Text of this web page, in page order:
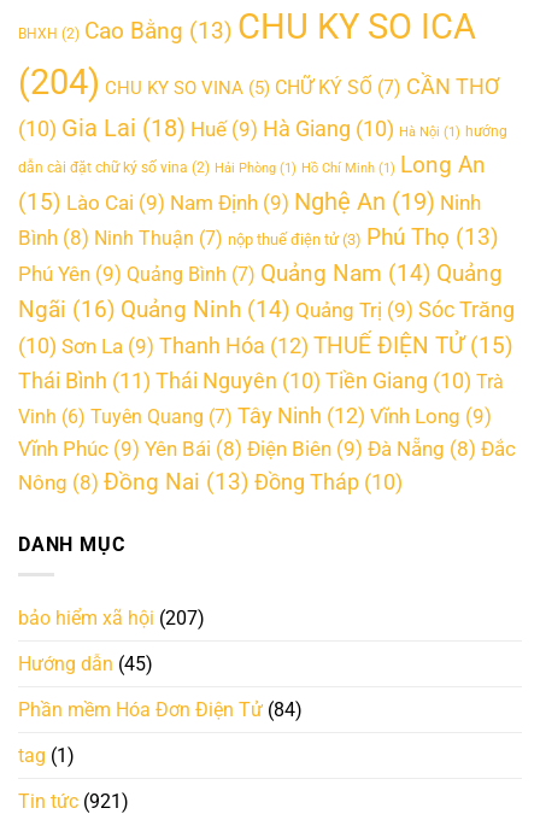
BHXH (2) Cao Bằng (13) CHU KY SO ICA
(204) CHU KY SO VINA (5) CHỮ KÝ SỐ (7) CẦN THƠ
(10) Gia Lai (18) Huế(9) Hà Giang (10) Hà Nội (1) hướng
dẫn cài đặt chữ ký số vina (2) Hải Phòng (1) Hồ Chí Minh (1) Long An
(15) Lào Cai (9) Nam Định (9) Nghệ An (19) Ninh
Bình (8) Ninh Thuận (7) nộp thuế điện tử(3) Phú Thọ (13)
Phú Yên (9) Quảng Bình (7) Quảng Nam (14) Quảng
Ngãi (16) Quảng Ninh (14) Quảng Trị (9) Sóc Trăng
(10) Sơn La (9) Thanh Hóa (12) THUẾ ĐIỆN TỬ(15)
Thái Bình (11) Thái Nguyên (10) Tiền Giang (10) Trà
Vinh (6) Tuyên Quang (7) Tây Ninh (12) Vĩnh Long (9)
Vĩnh Phúc (9) Yên Bái (8) Điện Biên (9) Đà Nẵng (8) Đắc
Nông (8) Đồng Nai (13) Đồng Tháp (10)
DANH MỤC
bảo hiểm xã hội (207)
Hướng dẫn (45)
Phần mềm Hóa Đơn Điện Tử (84)
tag (1)
Tin tức (921)